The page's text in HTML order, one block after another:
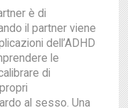
è di
il partner viene
dell’ADHD
le
di
al sesso. Una